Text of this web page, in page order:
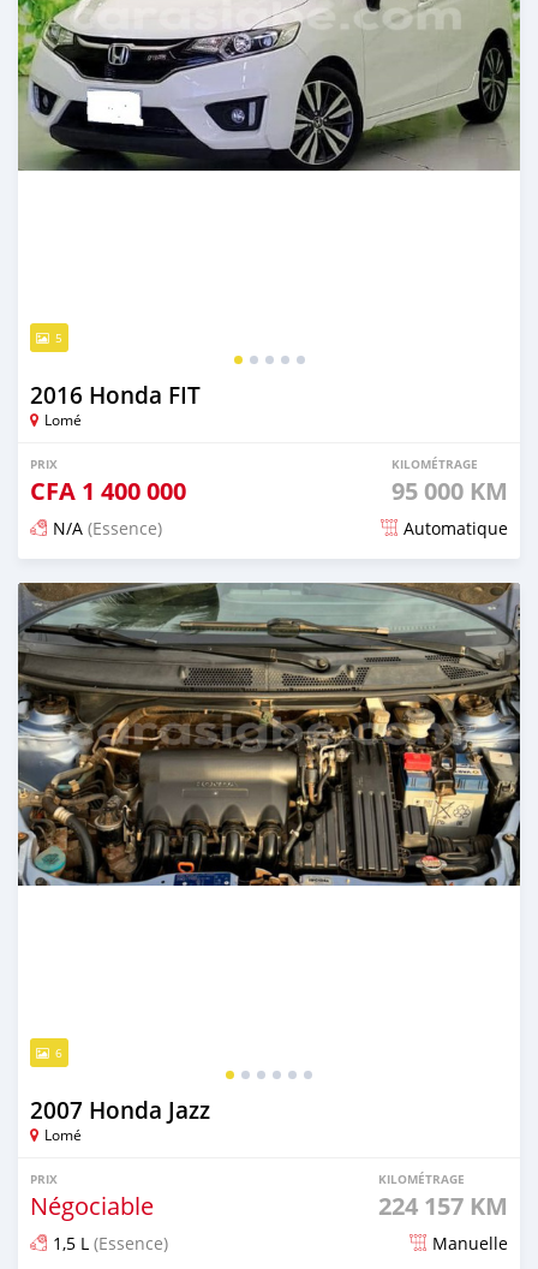
5
2016 Honda FIT
Lomé
PRIX
CFA 1 400 000
KILOMÉTRAGE
95 000 KM
N/A (Essence) Automatique
Publié il y a 3 mois
6
2007 Honda Jazz
Lomé
PRIX
Négociable
KILOMÉTRAGE
224 157 KM
1,5 L (Essence) Manuelle